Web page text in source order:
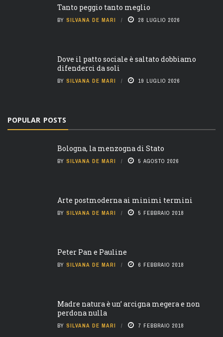
Tanto peggio tanto meglio
BY SILVANA DE MARI 28 LUGLIO 2026
Dove il patto sociale è saltato dobbiamo
difenderci da soli
BY SILVANA DE MARI 19 LUGLIO 2026
POPULAR POSTS
Bologna, la menzogna di Stato
BY SILVANA DE MARI 5 AGOSTO 2026
Arte postmoderna ai minimi termini
BY SILVANA DE MARI 5 FEBBRAIO 2018
Peter Pan e Pauline
BY SILVANA DE MARI 6 FEBBRAIO 2018
Madre natura è un’ arcigna megera e non
perdona nulla
BY SILVANA DE MARI 7 FEBBRAIO 2018